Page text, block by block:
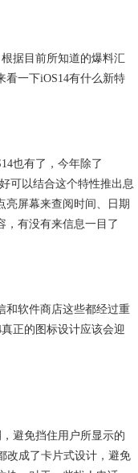
据目前所知道的爆料汇
看一下iOS14有什么新特
也有了，今年除了
可以结合这个特性推出息
亮屏幕来查阅时间、日期
，有没有来信息一目了
和软件商店这些都经过重
正的图标设计应该会迎
避免挡住用户所显示的
改成了卡片式设计，避免